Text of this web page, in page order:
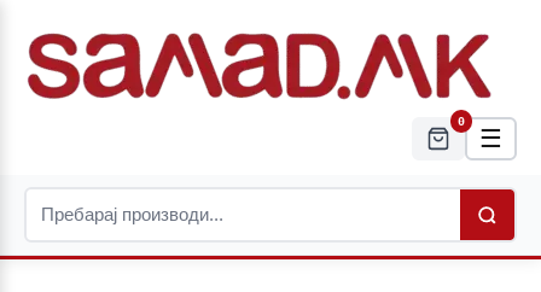
0
☰